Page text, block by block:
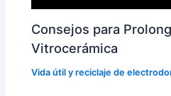
Consejos para
Vitrocerámica
Vida útil y reciclaje de